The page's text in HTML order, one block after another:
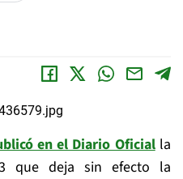
en el Diario Oficialla
que deja sin efecto la